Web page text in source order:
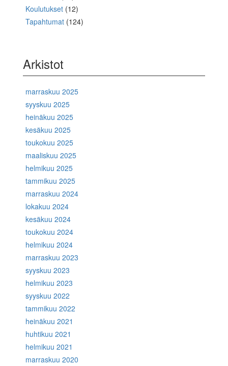
Koulutukset (12)
Tapahtumat (124)
Arkistot
marraskuu 2025
syyskuu 2025
heinäkuu 2025
kesäkuu 2025
toukokuu 2025
maaliskuu 2025
helmikuu 2025
tammikuu 2025
marraskuu 2024
lokakuu 2024
kesäkuu 2024
toukokuu 2024
helmikuu 2024
marraskuu 2023
syyskuu 2023
helmikuu 2023
syyskuu 2022
tammikuu 2022
heinäkuu 2021
huhtikuu 2021
helmikuu 2021
marraskuu 2020